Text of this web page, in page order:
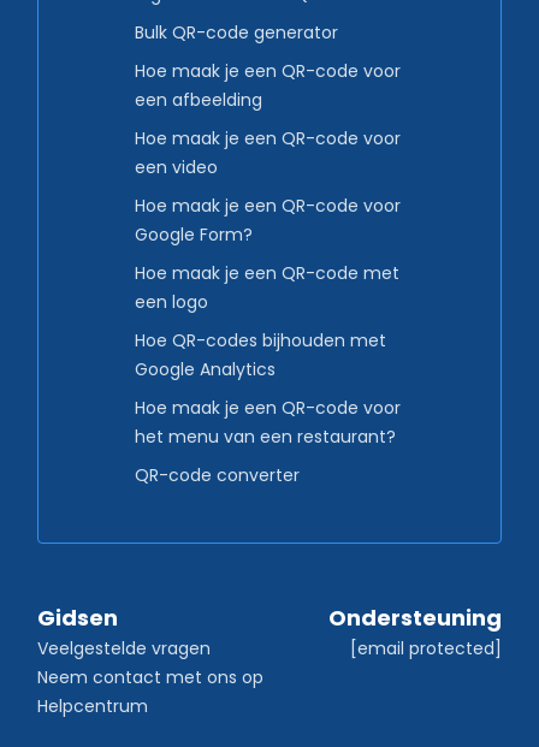
Bulk QR-code generator
Hoe maak je een QR-code voor
een afbeelding
Hoe maak je een QR-code voor
een video
Hoe maak je een QR-code voor
Google Form?
Hoe maak je een QR-code met
een logo
Hoe QR-codes bijhouden met
Google Analytics
Hoe maak je een QR-code voor
het menu van een restaurant?
QR-code converter
Gidsen
Veelgestelde vragen
Neem contact met ons op
Helpcentrum
Ondersteuning
[email protected]